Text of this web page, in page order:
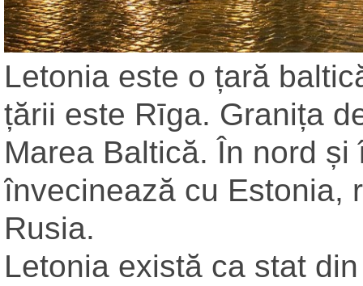
Letonia este o țară
țării este Rīga. Granița
Marea Baltică. În nord
învecinează cu Estonia,
Rusia.
Letonia există ca stat